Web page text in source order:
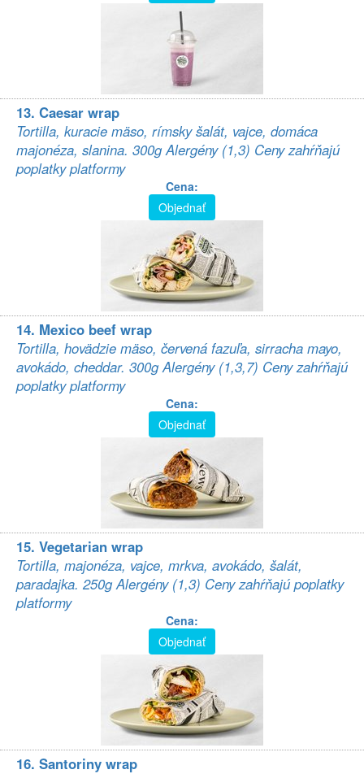
13. Caesar wrap
Tortilla, kuracie mäso, rímsky šalát, vajce, domáca
majonéza, slanina. 300g Alergény (1,3) Ceny zahŕňajú
poplatky platformy
Cena:
Objednať
14. Mexico beef wrap
Tortilla, hovädzie mäso, červená fazuľa, sirracha mayo,
avokádo, cheddar. 300g Alergény (1,3,7) Ceny zahŕňajú
poplatky platformy
Cena:
Objednať
15. Vegetarian wrap
Tortilla, majonéza, vajce, mrkva, avokádo, šalát,
paradajka. 250g Alergény (1,3) Ceny zahŕňajú poplatky
platformy
Cena:
Objednať
16. Santoriny wrap